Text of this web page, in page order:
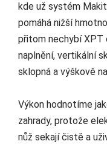
kde už systém
pomáhá nižší
přitom nechybí XPT
naplnění, vertikální
sklopná a výškově
Výkon hodnotíme
zahrady, protože
nůž sekají čistě a